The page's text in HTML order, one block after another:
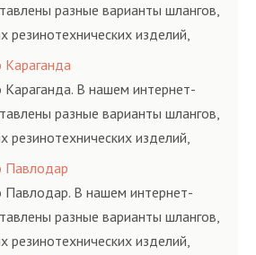
разные варианты шлангов,
резинотехнических изделий,
ГОСТам, техническим условиям
Караганда
Караганда. В нашем интернет-
разные варианты шлангов,
резинотехнических изделий,
ГОСТам, техническим условиям
Павлодар
Павлодар. В нашем интернет-
разные варианты шлангов,
резинотехнических изделий,